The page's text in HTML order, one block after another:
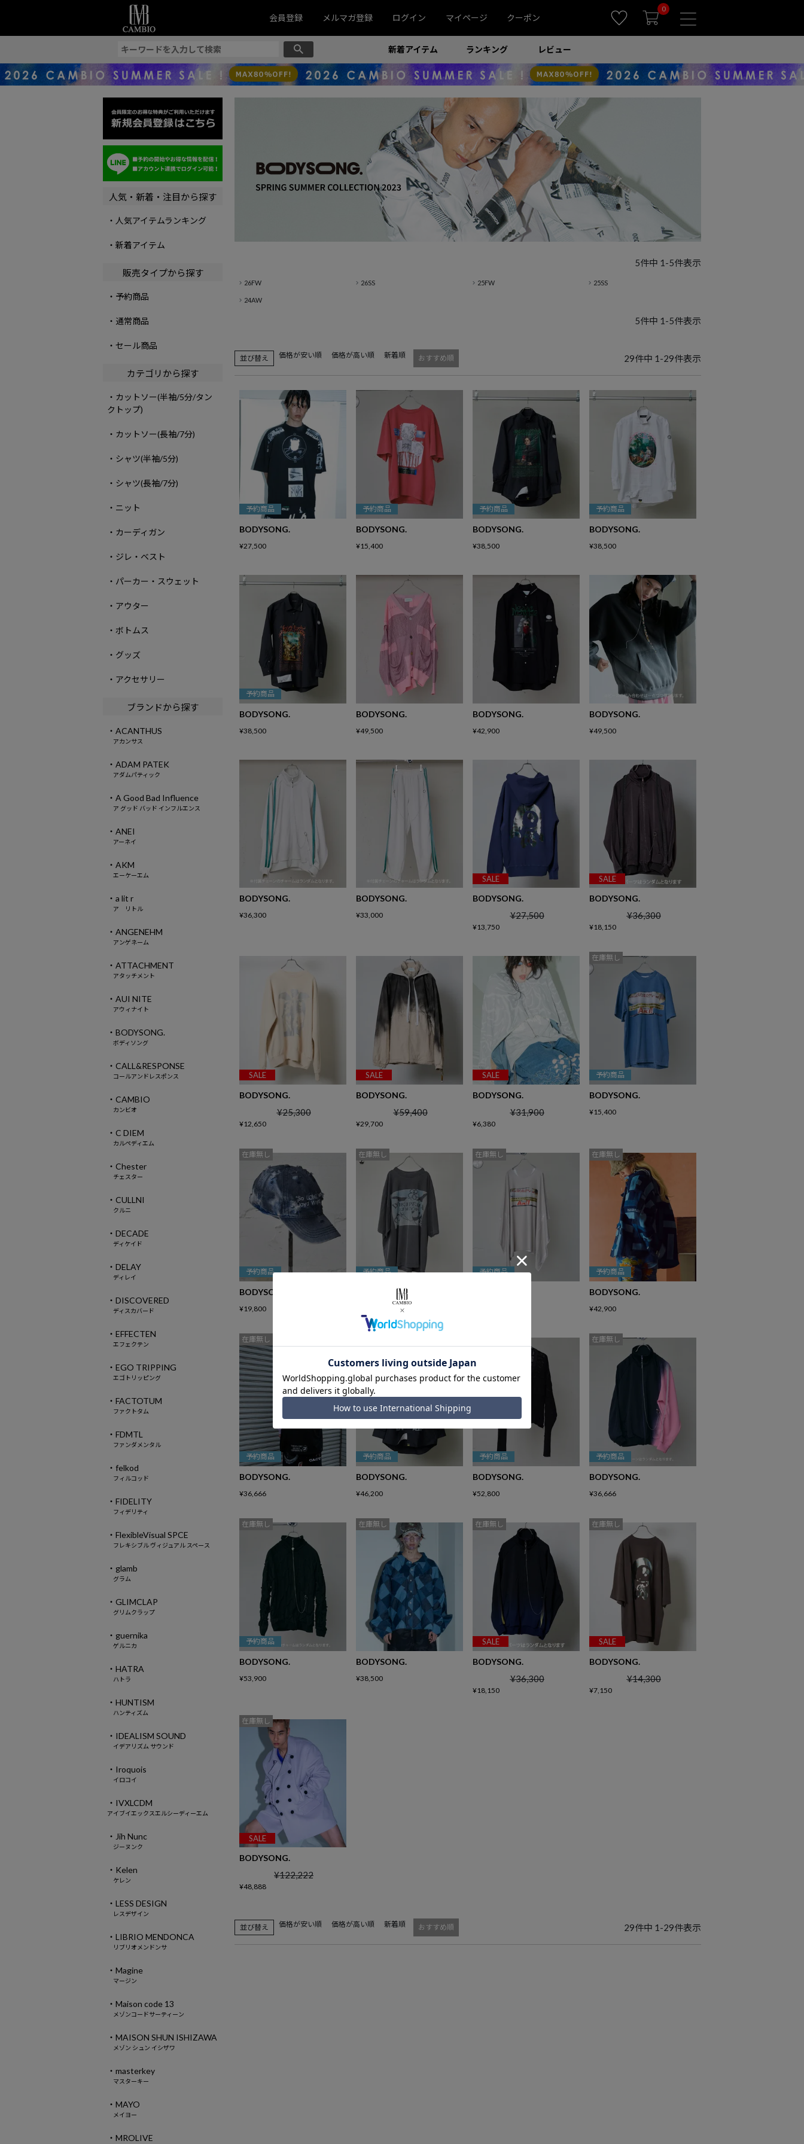
会員登録 メルマガ登録 ログイン マイページ クーポン
0
新着アイテム ランキング レビュー
5件中 1 -5件表示
26FW 26SS 25FW 25SS
24AW
5件中 1 -5件表示
並び替え 価格が安い順 価格が高い順 新着順 おすすめ順 29件中 1 -29件表示
予約商品
BODYSONG.
¥27,500
予約商品
BODYSONG.
¥15,400
予約商品
BODYSONG.
¥38,500
予約商品
BODYSONG.
¥38,500
予約商品
BODYSONG.
¥38,500
BODYSONG.
¥49,500
BODYSONG.
¥42,900
BODYSONG.
¥49,500
BODYSONG.
¥36,300
BODYSONG.
¥33,000
SALE
BODYSONG.
¥27,500
¥13,750
SALE
BODYSONG.
¥36,300
¥18,150
SALE
BODYSONG.
¥25,300
¥12,650
SALE
BODYSONG.
¥59,400
¥29,700
SALE
BODYSONG.
¥31,900
¥6,380
予約商品
BODYSONG.
¥15,400
在庫無し
予約商品
BODYSONG.
¥19,800
在庫無し
予約商品
BODYSONG.
在庫無し
予約商品
在庫無し
予約商品
BODYSONG.
¥42,900
在庫無し
予約商品
BODYSONG.
¥36,666
在庫無し
予約商品
BODYSONG.
¥46,200
予約商品
BODYSONG.
¥52,800
予約商品
BODYSONG.
¥36,666
在庫無し
予約商品
BODYSONG.
¥53,900
在庫無し
BODYSONG.
¥38,500
在庫無し
SALE
BODYSONG.
¥36,300
¥18,150
在庫無し
SALE
BODYSONG.
¥14,300
¥7,150
在庫無し
SALE
BODYSONG.
¥122,222
¥48,888
在庫無し
並び替え 価格が安い順 価格が高い順 新着順 おすすめ順 29件中 1 -29件表示
人気・新着・注目から探す
・人気アイテムランキング
・新着アイテム
販売タイプから探す
・予約商品
・通常商品
・セール商品
カテゴリから探す
・カットソー(半袖/5分/タン
クトップ)
・カットソー(長袖/7分)
・シャツ(半袖/5分)
・シャツ(長袖/7分)
・ニット
・カーディガン
・ジレ・ベスト
・パーカー・スウェット
・アウター
・ボトムス
・グッズ
・アクセサリー
ブランドから探す
・ACANTHUS
アカンサス
・ADAM PATEK
アダムパティック
・A Good Bad Influence
ア グッド バッド インフルエンス
・ANEI
アーネイ
・AKM
エーケーエム
・a lit r
ア リトル
・ANGENEHM
アンゲネーム
・ATTACHMENT
アタッチメント
・AUI NITE
アウィナイト
・BODYSONG.
ボディソング
・CALL&RESPONSE
コールアンドレスポンス
・CAMBIO
カンビオ
・C DIEM
カルペディエム
・Chester
チェスター
・CULLNI
クルニ
・DECADE
ディケイド
・DELAY
ディレイ
・DISCOVERED
ディスカバード
・EFFECTEN
エフェクテン
・EGO TRIPPING
エゴトリッピング
・FACTOTUM
ファクトタム
・FDMTL
ファンダメンタル
・felkod
フィルコッド
・FIDELITY
フィデリティ
・FlexibleVisual SPCE
フレキシブル ヴィジュアル スペース
・glamb
グラム
・GLIMCLAP
グリムクラップ
・guernika
ゲルニカ
・HATRA
ハトラ
・HUNTISM
ハンティズム
・IDEALISM SOUND
イデアリズム サウンド
・Iroquois
イロコイ
・IVXLCDM
アイブイエックスエルシーディーエム
・Jih Nunc
ジーヌンク
・Kelen
ケレン
・LESS DESIGN
レスデザイン
・LIBRIO MENDONCA
リブリオメンドンサ
・Magine
マージン
・Maison code 13
メゾンコードサーティーン
・MAISON SHUN ISHIZAWA
メゾン シュン イシザワ
・masterkey
マスターキー
・MAYO
メイヨー
・MROLIVE